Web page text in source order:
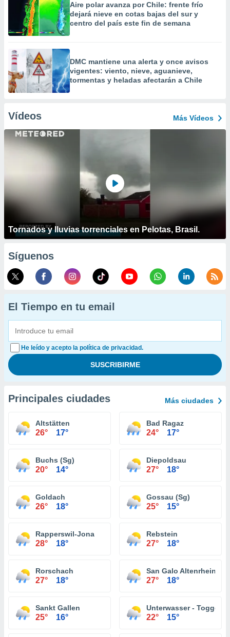
Aire polar avanza por Chile: frente frío
dejará nieve en cotas bajas del sur y
centro del país este fin de semana
DMC mantiene una alerta y once avisos
vigentes: viento, nieve, aguanieve,
tormentas y heladas afectarán a Chile
Vídeos Más Vídeos
Tornados y lluvias torrenciales en Pelotas, Brasil.
Síguenos
El Tiempo en tu email
He leído y acepto la política de privacidad.
Principales ciudades Más ciudades
Altstätten
26° 17°
Bad Ragaz
24° 17°
Buchs (Sg)
20° 14°
Diepoldsau
27° 18°
Goldach
26° 18°
Gossau (Sg)
25° 15°
Rapperswil-Jona
28° 18°
Rebstein
27° 18°
Rorschach
27° 18°
San Galo Altenrhein
27° 18°
Sankt Gallen
25° 16°
Unterwasser -
22° 15°